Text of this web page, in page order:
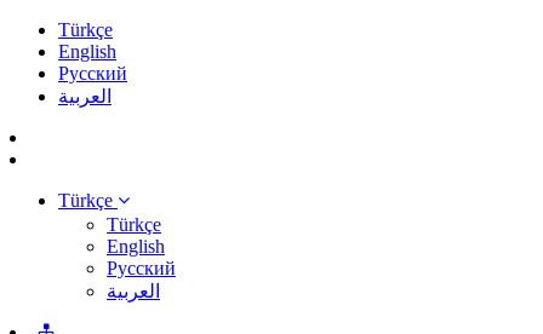
Türkçe
English
Pусский
العربية
Türkçe
Türkçe
English
Pусский
العربية